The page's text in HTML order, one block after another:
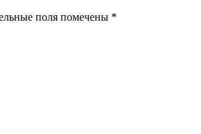
поля помечены *